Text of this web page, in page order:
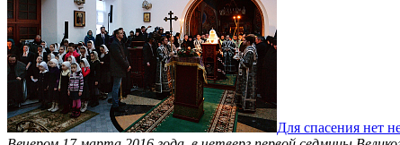
Для спасения нет